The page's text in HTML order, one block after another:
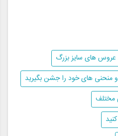
های سایز بزرگ
منحنی های خود را جشن بگیرید
مختلف